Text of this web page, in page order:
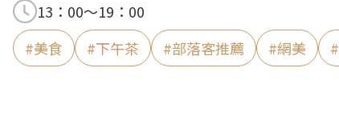
13：00〜19：00
#美食 #下午茶 #部落客推薦 #網美 #